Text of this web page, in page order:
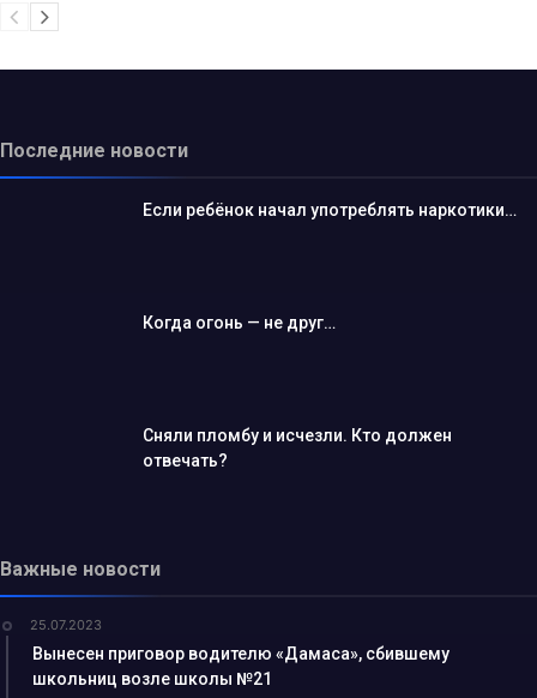
Последние новости
Если ребёнок начал употреблять наркотики…
Когда огонь — не друг…
Сняли пломбу и исчезли. Кто должен
отвечать?
Важные новости
25.07.2023
Вынесен приговор водителю «Дамаса», сбившему
школьниц возле школы №21